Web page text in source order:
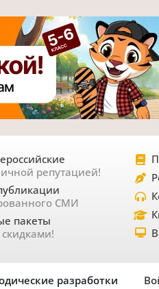
репутацией!
СМИ
пакеты
скидками!
разработки